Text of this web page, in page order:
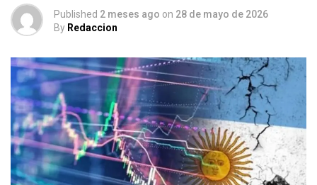
Published 2 meses ago on 28 de mayo de 2026
By Redaccion